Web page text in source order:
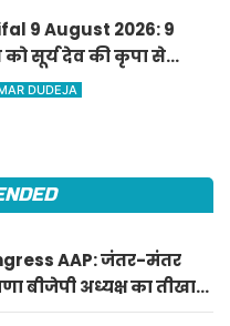
9 August 2026: 9
सूर्य देव की कृपा से
इन राशियों की किस्मत,
DUDEJA
AAP: जंतर-मंतर
बीजेपी अध्यक्ष का तीखा